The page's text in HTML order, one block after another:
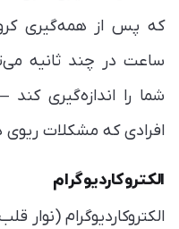
که پس از همه‌گیری
ساعت در چند ثانیه
شما را اندازه‌گیری کند
افرادی که مشکلات ریوی
الکتروکاردیوگرام